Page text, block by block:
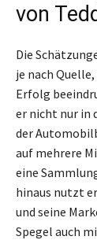
von
Die
je nach
Erfolg
er nicht nur in
der
auf mehrere
eine
hinaus nutzt
und seine
Spegel auch